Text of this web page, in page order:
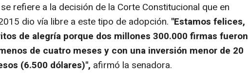
refiere a la decisión de la Corte Constitucional que en
dio vía libre a este tipo de adopción. "Estamos felices,
de alegría porque dos millones 300.000 firmas fueron
de cuatro meses y con una inversión menor de 20
(6.500 dólares)", afirmó la senadora.